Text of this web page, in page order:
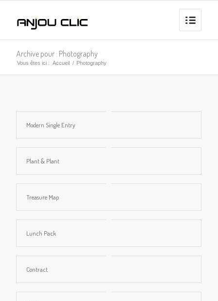
Archive pour : Photography
Vous êtes ici : Accueil / Photography
Modern Single Entry
Plant & Plant
Treasure Map
Lunch Pack
Contract